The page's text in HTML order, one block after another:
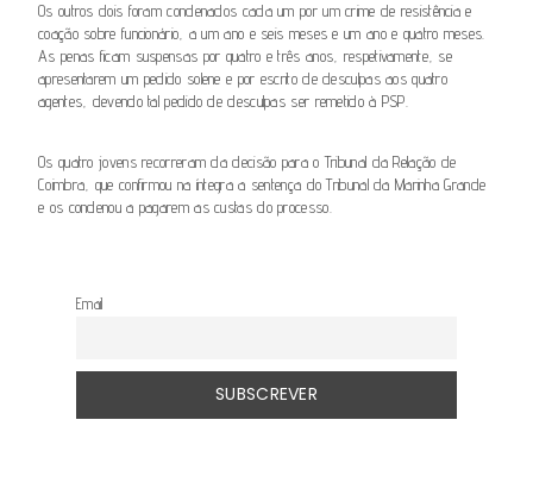
Os outros dois foram condenados cada um por um crime de resistência e
coação sobre funcionário, a um ano e seis meses e um ano e quatro meses.
As penas ficam suspensas por quatro e três anos, respetivamente, se
apresentarem um pedido solene e por escrito de desculpas aos quatro
agentes, devendo tal pedido de desculpas ser remetido à PSP.
Os quatro jovens recorreram da decisão para o Tribunal da Relação de
Coimbra, que confirmou na íntegra a sentença do Tribunal da Marinha Grande
e os condenou a pagarem as custas do processo.
Email